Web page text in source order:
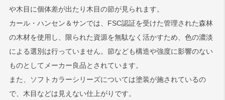
や木目に個体差が出たり木目の節が見られます。
カール・ハンセン＆サンでは、FSC認証を受けた管理された森林
の木材を使用し、限られた資源を無駄なく活かすため、色の濃淡
による選別は行っていません。節なども構造や強度に影響のない
ものとしてメーカー良品とされています。
また、ソフトカラーシリーズについては塗装が施されているの
で、木目などは見えない仕上がりです。